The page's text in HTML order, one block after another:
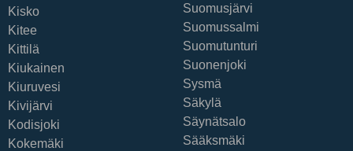
Kisko
Kitee
Kittilä
Kiukainen
Kiuruvesi
Kivijärvi
Kodisjoki
Kokemäki
Suomusjärvi
Suomussalmi
Suomutunturi
Suonenjoki
Sysmä
Säkylä
Säynätsalo
Sääksmäki